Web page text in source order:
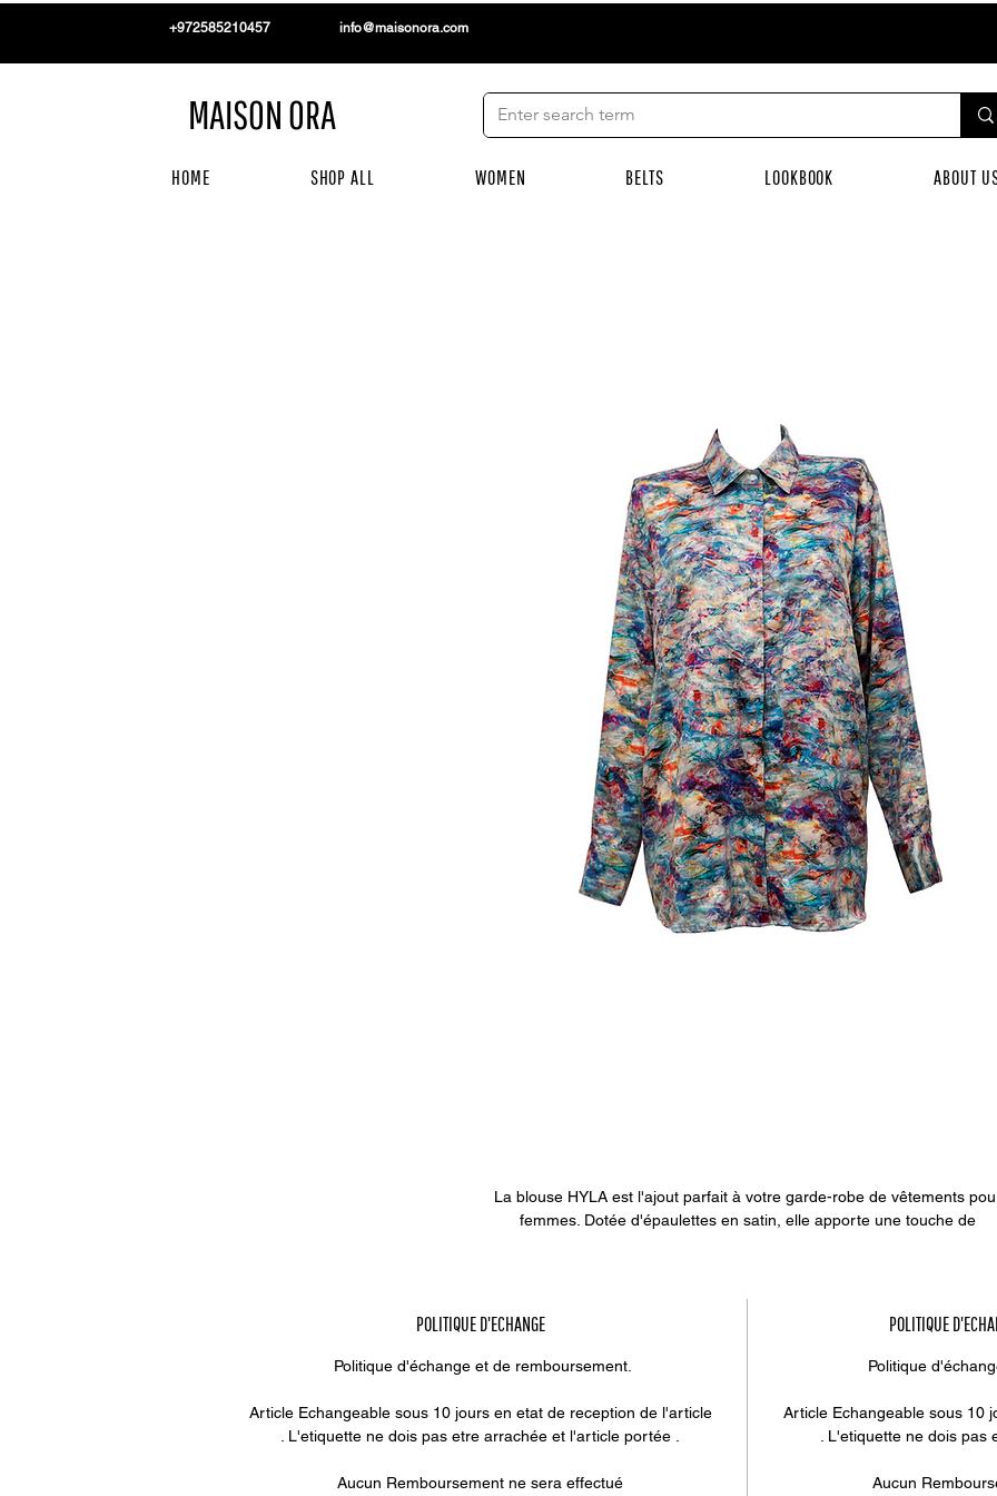
+972585210457 info@maisonora.com
MAISON ORA
HOME SHOP ALL WOMEN BELTS LOOKBOOK ABOUT
La blouse HYLA est l'ajout parfait à votre garde-robe de vêtements
femmes. Dotée d'épaulettes en satin, elle apporte une touche de
occasions, du bureau à une soirée spéciale. La qualité du satin et la
flatteuse en font un choix élégant et intemporel. Avec la blouse HYLA,
serez toujours prête pour toute occasion.
POLITIQUE D'ECHANGE
Politique d'échange et de remboursement.
Article Echangeable sous 10 jours en etat de reception de l'article
. L'etiquette ne dois pas etre arrachée et l'article portée .
Aucun Remboursement ne sera effectué
POLITIQUE
Politique
Article Echangeable sous 10
. L'etiquette ne dois pas
Aucun